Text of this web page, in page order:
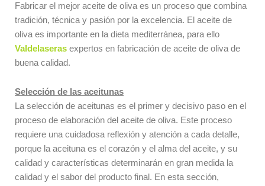
Fabricar el mejor aceite de oliva es un proceso que combina
tradición, técnica y pasión por la excelencia. El aceite de
oliva es importante en la dieta mediterránea, para ello
Valdelaseras expertos en fabricación de aceite de oliva de
buena calidad.
Selección de las aceitunas
La selección de aceitunas es el primer y decisivo paso en el
proceso de elaboración del aceite de oliva. Este proceso
requiere una cuidadosa reflexión y atención a cada detalle,
porque la aceituna es el corazón y el alma del aceite, y su
calidad y características determinarán en gran medida la
calidad y el sabor del producto final. En esta sección,